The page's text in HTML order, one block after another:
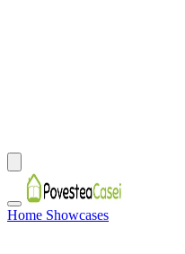
Home Showcases